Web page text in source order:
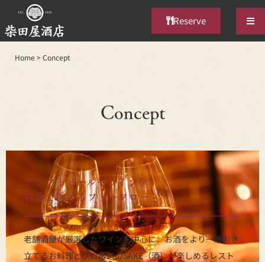
Reserve
Home>Concept
Concept
クラフトビールやワインを
自分で注げるフリーフロー
老舗酒屋が厳選したワインを中心に、お酒をより一層引き
立てるお料理とプロ厳選のSAKE（酒）が楽しめるレスト